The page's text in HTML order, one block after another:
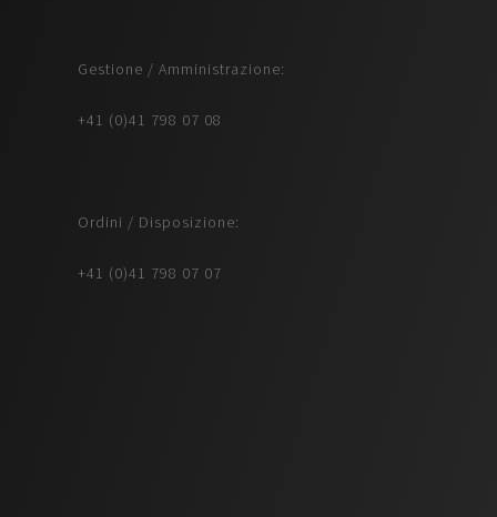
Gestione / Amministrazione:
+41 (0)41 798 07 08
Ordini / Disposizione:
+41 (0)41 798 07 07